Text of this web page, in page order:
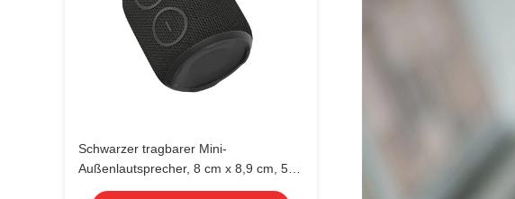
Schwarzer tragbarer Mini-
Außenlautsprecher, 8 cm x 8,9 cm, 5 W
Ausgangsleistung, wasserdicht IPX7